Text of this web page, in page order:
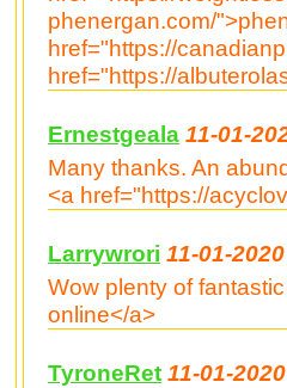
phenergan.com/
href="https://
href="https://
Ernestgeala 11-01-
Many thanks. An
<a href="https://
Larrywrori 11-01-
Wow plenty of
online</a>
TyroneRet 11-01-